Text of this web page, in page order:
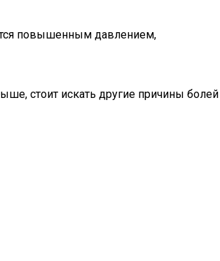
повышенным давлением,
стоит искать другие причины болей